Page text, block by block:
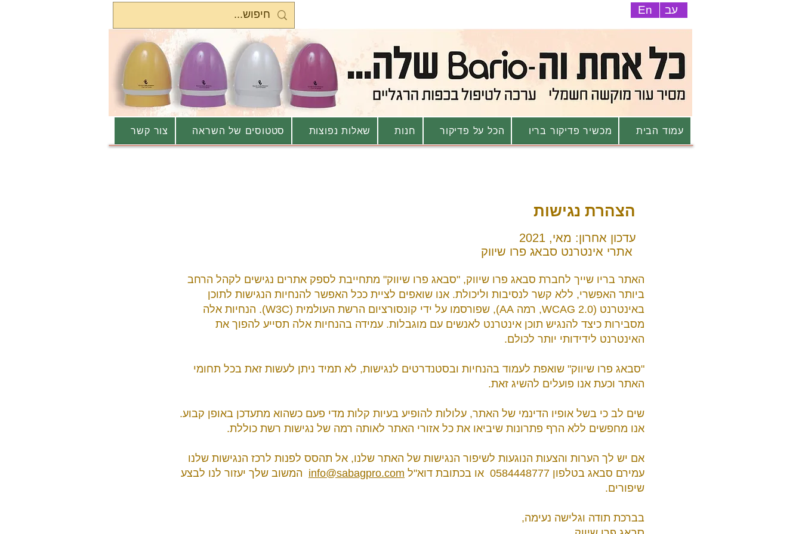
עב En
צור קשר סטטוסים של השראה שאלות נפוצות חנות הכל על פדיקור מכשיר פדיקור בריו עמוד הבית
הצהרת נגישות
עדכון אחרון: מאי, 2021
האתר בריו שייך לחברת סבאג פרו שיווק, "סבאג פרו שיווק" מתחייבת לספק אתרים נגישים לקהל הרחב
ביותר האפשרי, ללא קשר לנסיבות וליכולת. אנו שואפים לציית ככל האפשר להנחיות הנגישות לתוכן
באינטרנט (WCAG 2.0, רמה AA), שפורסמו על ידי קונסורציום הרשת העולמית (W3C). הנחיות אלה
מסבירות כיצד להנגיש תוכן אינטרנט לאנשים עם מוגבלות. עמידה בהנחיות אלה תסייע להפוך את
האינטרנט לידידותי יותר לכולם.
"סבאג פרו שיווק" שואפת לעמוד בהנחיות ובסטנדרטים לנגישות, לא תמיד ניתן לעשות זאת בכל תחומי
האתר וכעת אנו פועלים להשיג זאת.
שים לב כי בשל אופיו הדינמי של האתר, עלולות להופיע בעיות קלות מדי פעם כשהוא מתעדכן באופן קבוע.
אנו מחפשים ללא הרף פתרונות שיביאו את כל אזורי האתר לאותה רמה של נגישות רשת כוללת.
אם יש לך הערות והצעות הנוגעות לשיפור הנגישות של האתר שלנו, אל תהסס לפנות לרכז הנגישות שלנו
עמירם סבאג בטלפון 0584448777 או בכתובת דוא"ל
info@sabagpro.com המשוב שלך יעזור לנו לבצע
שיפורים.
בברכת תודה וגלישה נעימה,